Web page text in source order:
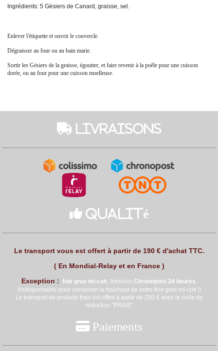
Ingrédients: 5 Gésiers de Canard, graisse, sel.
Enlever l'étiquette et ouvrir le couvercle.
Dégraisser au four ou au bain marie.
Sortir les Gésiers de la graisse, égoutter, et faire revenir à la poêle pour une cuisson
dorée, ou au four pour une cuisson moelleuse.
 Livraisons
Qualité
Le transport vous est offert à partir de 190 € d'achat TTC.
( En Mondial-Relay et en France )
Exception : foie gras mi-cuit, livraison Chronopost 24 heures
(indispensable pour conserver la fraicheur de notre foie gras mi-cuit !)
Le transport de produits frais est offert à partir de 250 € avec le code de
réduction "FRAIS"
 Paiements